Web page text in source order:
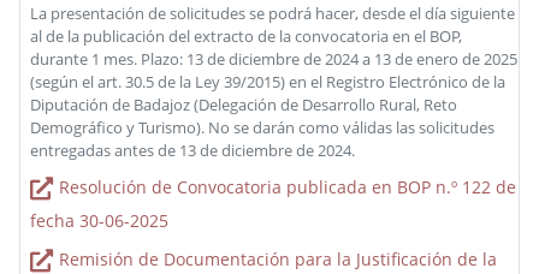
La presentación de solicitudes se podrá hacer, desde el día siguiente
al de la publicación del extracto de la convocatoria en el BOP,
durante 1 mes. Plazo: 13 de diciembre de 2024 a 13 de enero de 2025
(según el art. 30.5 de la Ley 39/2015) en el Registro Electrónico de la
Diputación de Badajoz (Delegación de Desarrollo Rural, Reto
Demográfico y Turismo). No se darán como válidas las solicitudes
entregadas antes de 13 de diciembre de 2024.
Resolución de Convocatoria publicada en BOP n.º 122 de
fecha 30-06-2025
Remisión de Documentación para la Justificación de la